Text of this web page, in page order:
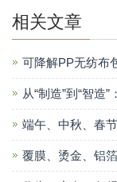
相关文章
可降解PP无纺布
从“制造”到“智造
端午、中秋、春
覆膜、烫金、铝